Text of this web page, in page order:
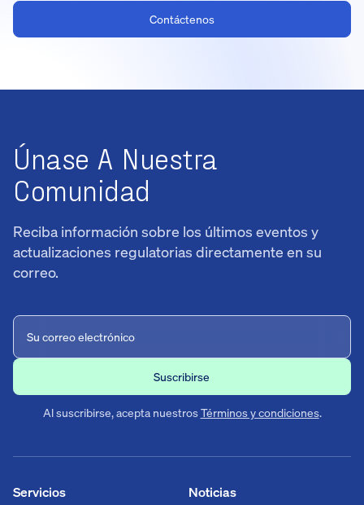
Contáctenos
Únase A Nuestra
Comunidad
Reciba información sobre los últimos eventos y
actualizaciones regulatorias directamente en su
correo.
Al suscribirse, acepta nuestrosTérminos y condiciones.
Noticias
Servicios